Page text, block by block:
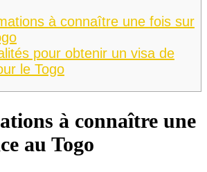
à connaître une fois sur
pour obtenir un visa de
le Togo
à connaître une
au Togo